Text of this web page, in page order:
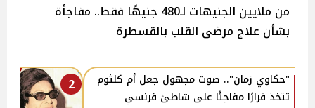
من ملايين الجنيهات لـ480 جنيهًا فقط.. مفاجأة
بشأن علاج مرضى القلب بالقسطرة
2
"حكاوي زمان".. صوت مجهول جعل أم كلثوم
تتخذ قرارًا مفاجئًا على شاطئ فرنسي